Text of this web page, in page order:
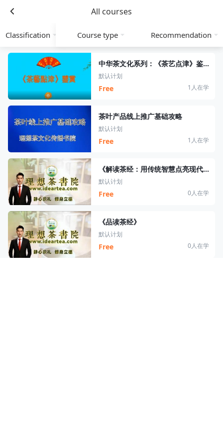
All courses
Classification Course type Recommendation
中华茶文化系列：《茶艺点津》鉴赏
默认计划
Free 1人在学
茶叶产品线上推广基础攻略
默认计划
Free 1人在学
《解读茶经：用传统智慧点亮现代品茶时光》
默认计划
Free 0人在学
《品读茶经》
默认计划
Free 0人在学